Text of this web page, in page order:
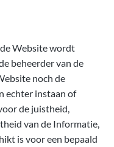
Website wordt
beheerder van de
noch de
echter instaan of
de juistheid,
van de Informatie,
is voor een bepaald